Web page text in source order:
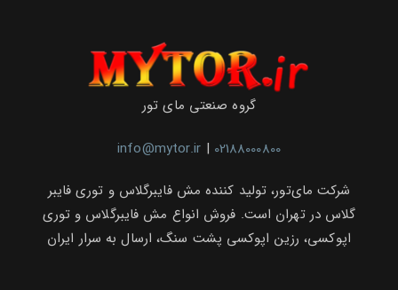
گروه صنعتی مای تور
info@mytor.ir | 02188000800
شرکت مای‌تور، تولید کننده مش فایبرگلاس و توری فایبر
گلاس در تهران است. فروش انواع مش فایبرگلاس و توری
اپوکسی، رزین اپوکسی پشت سنگ، ارسال به سرار ایران